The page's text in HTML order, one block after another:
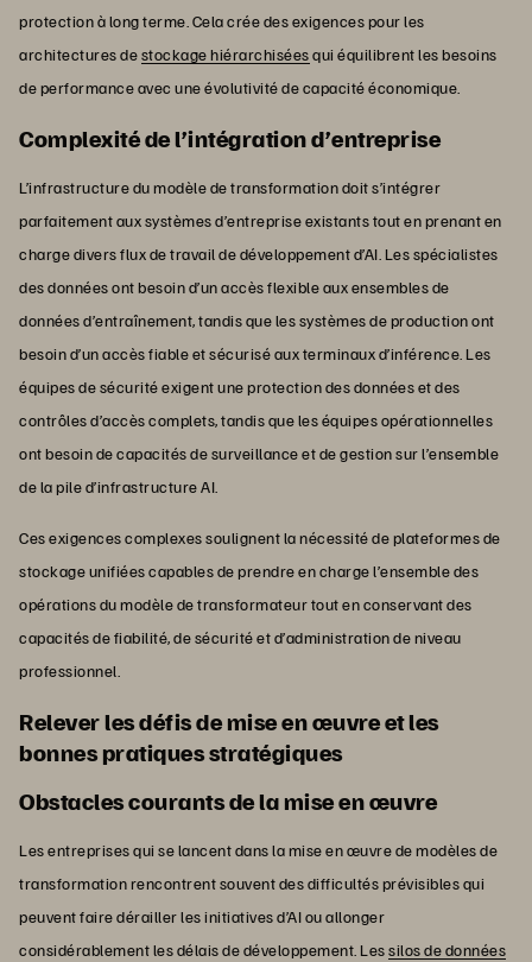
protection à long terme. Cela crée des exigences pour les
architectures destockage hiérarchiséesqui équilibrent les besoins
de performance avec une évolutivité de capacité économique.
Complexité de l’intégration d’entreprise
L’infrastructure du modèle de transformation doit s’intégrer
parfaitement aux systèmes d’entreprise existants tout en prenant en
charge divers flux de travail de développement d’AI. Les spécialistes
des données ont besoin d’un accès flexible aux ensembles de
données d’entraînement, tandis que les systèmes de production ont
besoin d’un accès fiable et sécurisé aux terminaux d’inférence. Les
équipes de sécurité exigent une protection des données et des
contrôles d’accès complets, tandis que les équipes opérationnelles
ont besoin de capacités de surveillance et de gestion sur l’ensemble
de la pile d’infrastructure AI.
Ces exigences complexes soulignent la nécessité de plateformes de
stockage unifiées capables de prendre en charge l’ensemble des
opérations du modèle de transformateur tout en conservant des
capacités de fiabilité, de sécurité et d’administration de niveau
professionnel.
Relever les défis de mise en œuvre et les
bonnes pratiques stratégiques
Obstacles courants de la mise en œuvre
Les entreprises qui se lancent dans la mise en œuvre de modèles de
transformation rencontrent souvent des difficultés prévisibles qui
peuvent faire dérailler les initiatives d’AI ou allonger
considérablement les délais de développement. Lessilos de données